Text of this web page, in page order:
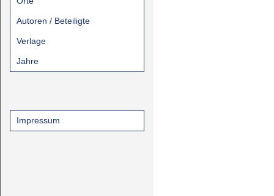
Autoren / Beteiligte
Verlage
Jahre
Impressum